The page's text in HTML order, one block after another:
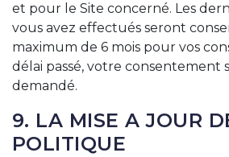
et pour le Site concerné. Les
vous avez effectués seront
maximum de 6 mois pour vos
délai passé, votre consentement
demandé.
9. LA MISE A JOUR
POLITIQUE